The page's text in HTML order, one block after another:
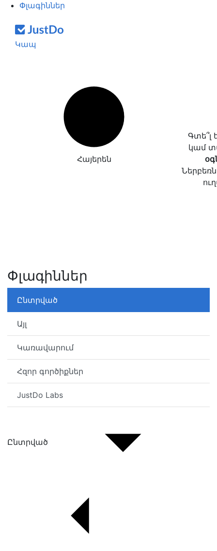
Փլագիններ
Կապ
Հայերեն
կամ
Փլագիններ
Ընտրված
Այլ
Կառավարում
Հզոր գործիքներ
JustDo Labs
Ընտրված